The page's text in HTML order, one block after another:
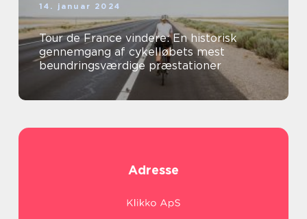
14. januar 2024
Tour de France vindere: En historisk
gennemgang af cykelløbets mest
beundringsværdige præstationer
Adresse